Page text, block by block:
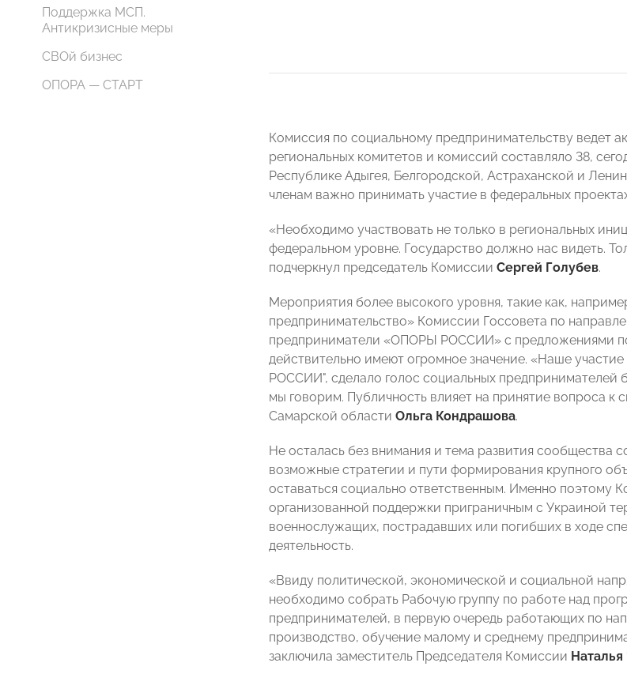
Поддержка МСП.
Антикризисные меры
СВОй бизнес
ОПОРА — СТАРТ
Комиссия по социальному предпринимательству ведет
региональных комитетов и комиссий составляло 38,
Республике Адыгея, Белгородской, Астраханской и
членам важно принимать участие в федеральных
«Необходимо участвовать не только в региональных
федеральном уровне. Государство должно нас видеть.
подчеркнул председатель Комиссии Сергей Голубев.
Мероприятия более высокого уровня, такие как,
предпринимательство» Комиссии Госсовета по
предприниматели «ОПОРЫ РОССИИ» с предложениями
действительно имеют огромное значение. «Наше
РОССИИ", сделало голос социальных предпринимателей
мы говорим. Публичность влияет на принятие вопроса к
Самарской области Ольга Кондрашова.
Не осталась без внимания и тема развития сообщества
возможные стратегии и пути формирования крупного
оставаться социально ответственным. Именно поэтому
организованной поддержки приграничным с Украиной
военнослужащих, пострадавших или погибших в ходе
деятельность.
«Ввиду политической, экономической и социальной
необходимо собрать Рабочую группу по работе над
предпринимателей, в первую очередь работающих по
производство, обучение малому и среднему
заключила заместитель Председателя Комиссии